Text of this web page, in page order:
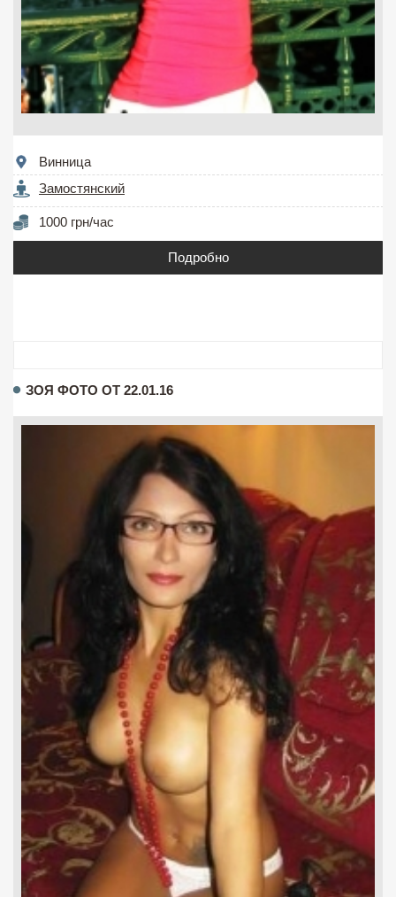
Винница
Замостянский
1000 грн/час
Подробно
ЗОЯ ФОТО ОТ 22.01.16